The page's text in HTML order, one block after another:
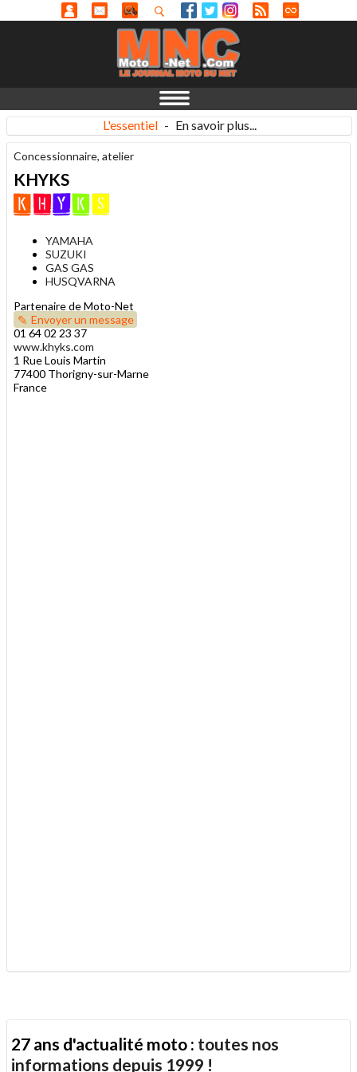
L'essentiel - En savoir plus...
Concessionnaire, atelier
KHYKS
YAMAHA
SUZUKI
GAS GAS
HUSQVARNA
Partenaire de Moto-Net
Envoyer un message
01 64 02 23 37
www.khyks.com
1 Rue Louis Martin
77400 Thorigny-sur-Marne
France
27 ans d'actualité moto : toutes nos
informations depuis 1999 !